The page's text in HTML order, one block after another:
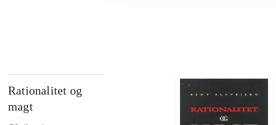
Rationalitet og
magt